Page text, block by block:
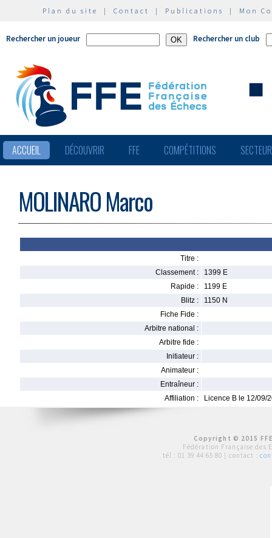
Plan du site | Contact | Publications | Mon
Rechercher un joueur Rechercher un club
ACCUEIL DÉCOUVRIR FFE COMPÉTITIONS
MOLINARO Marco
Titre :
Classement :
1399 E
Rapide :
1199 E
Blitz :
1150 N
Fiche Fide :
Arbitre national :
Arbitre fide :
Initiateur :
Animateur :
Entraîneur :
Affiliation :
Licence B le 12/09/
Copyright © 2015
Fédération Française des
tél : 01 39 44 65 80 | contact :